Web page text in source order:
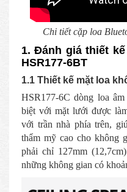
Chi tiết cặp loa
1. Đánh giá thiết
HSR177-6BT
1.1 Thiết kế mặt loa
HSR177-6C dòng loa
biệt với mặt lưới được
với trần nhà phía trên,
thẩm mỹ cao cho không
phải chỉ 127mm
những không gian có